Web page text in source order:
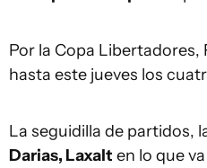
Por la Copa Libertadores,
hasta este jueves los
La seguidilla de partidos,
Darias, Laxalt en lo que